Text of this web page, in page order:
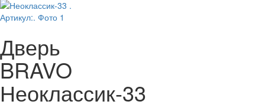
Дверь
BRAVO
Неоклассик-33